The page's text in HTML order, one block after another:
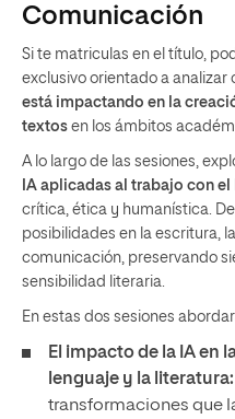
Comunicación
Si te matriculas en el título,
exclusivo orientado a analizar
está impactando en la
textos en los ámbitos
A lo largo de las sesiones,
IA aplicadas al trabajo con el
crítica, ética y humanística.
posibilidades en la escritura,
comunicación, preservando
sensibilidad literaria.
En estas dos sesiones
El impacto de la IA en
lenguaje y la literatura:
transformaciones que